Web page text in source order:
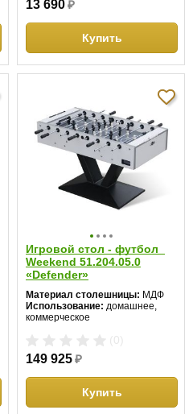
13 690₽
Купить
Игровой стол - футбол
Weekend 51.204.05.0
«Defender»
Материал столешницы: МДФ
Использование: домашнее,
коммерческое
Высота: 90 см
149 925₽
Купить